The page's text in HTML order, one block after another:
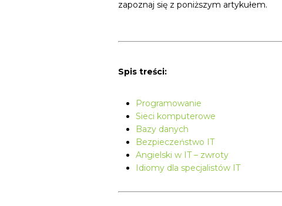
zapoznaj się z poniższym artykułem.
Spis treści:
Programowanie
Sieci komputerowe
Bazy danych
Bezpieczeństwo IT
Angielski w IT – zwroty
Idiomy dla specjalistów IT